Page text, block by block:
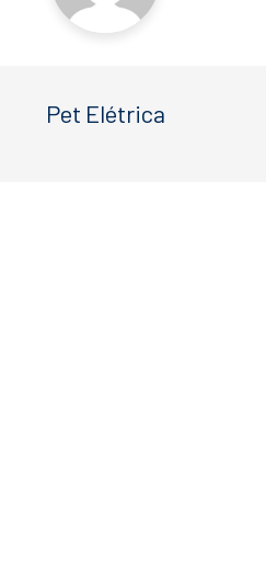
Pet Elétrica